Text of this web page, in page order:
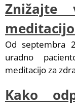
Od septembra
uradno
meditacijo za
Kako